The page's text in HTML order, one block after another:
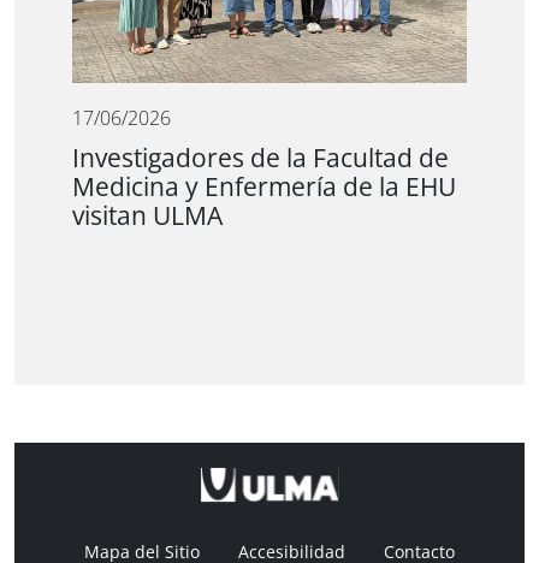
17/06/2026
Investigadores de la Facultad de
Medicina y Enfermería de la EHU
visitan ULMA
Mapa del Sitio Accesibilidad Contacto